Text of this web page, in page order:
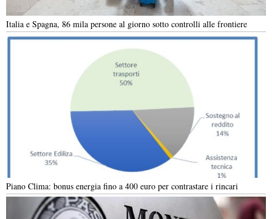
Italia e Spagna, 86 mila persone al giorno sotto controlli alle frontiere
Piano Clima: bonus energia fino a 400 euro per contrastare i rincari